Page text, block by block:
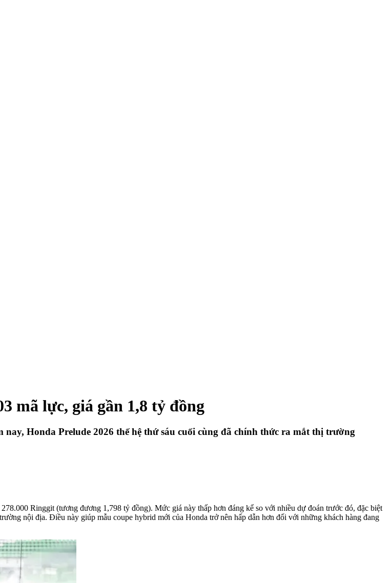
mã lực, giá gần 1,8 tỷ đồng
Honda Prelude 2026 thế hệ thứ sáu cuối cùng đã chính thức ra mắt thị trường
Ringgit (tương đương 1,798 tỷ đồng). Mức giá này thấp hơn đáng kể so với nhiều dự đoán trước đó, đặc biệt
nội địa. Điều này giúp mẫu coupe hybrid mới của Honda trở nên hấp dẫn hơn đối với những khách hàng đang